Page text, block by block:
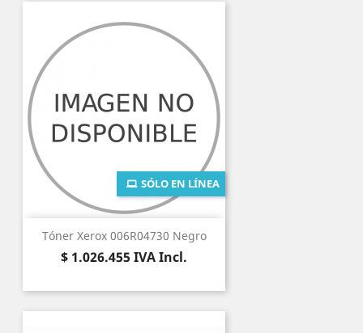
Tóner Xerox 006R04730 Negro
Precio
$ 1.026.455IVA Incl.
SÓLO EN LÍNEA